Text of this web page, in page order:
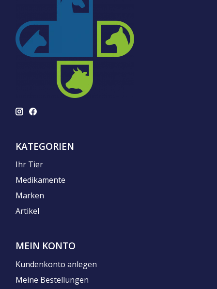
KATEGORIEN
Ihr Tier
Medikamente
Marken
Artikel
MEIN KONTO
Kundenkonto anlegen
Meine Bestellungen